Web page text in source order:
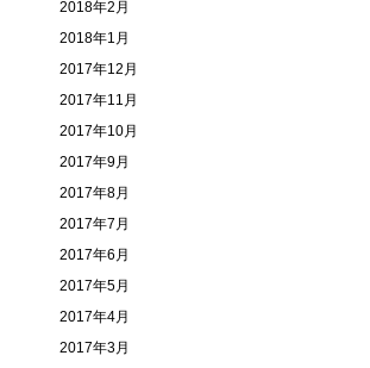
2018年2月
2018年1月
2017年12月
2017年11月
2017年10月
2017年9月
2017年8月
2017年7月
2017年6月
2017年5月
2017年4月
2017年3月